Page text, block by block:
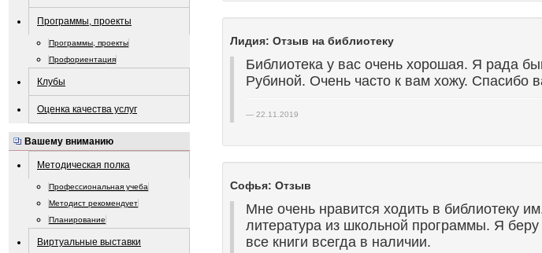
Программы, проекты
Программы, проекты
Профориентация
Клубы
Оценка качества услуг
Вашему вниманию
Методическая полка
Профессиональная учеба
Методист рекомендует
Планирование
Виртуальные выставки
Лидия: Отзыв на библиотеку
Библиотека у вас очень хорошая. Я рада
Рубиной. Очень часто к вам хожу. Спасибо
22.11.2019
Софья: Отзыв
Мне очень нравится ходить в библиотеку
литература из школьной программы. Я
все книги всегда в наличии.